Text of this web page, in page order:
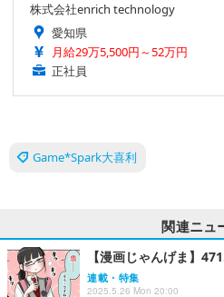
株式会社enrich technology
愛知県
月給29万5,500円～52万円
正社員
Game*Spark大喜利
関連ニュ
【漫画じゃんげま】
連載・特集
2025.5.26 Mon 20:00